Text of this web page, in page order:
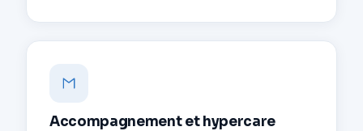
Accompagnement et hypercare